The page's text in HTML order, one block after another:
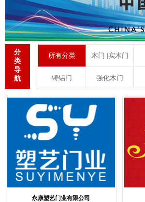
分
类
导
航
所有分类 木门 |实木门
铸铝门 强化木门
永康塑艺门业有限公司